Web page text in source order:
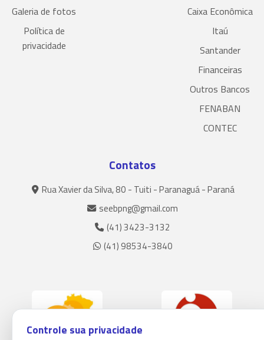
Galeria de fotos
Política de
privacidade
Caixa Econômica
Itaú
Santander
Financeiras
Outros Bancos
FENABAN
CONTEC
Contatos
Rua Xavier da Silva, 80 - Tuiti - Paranaguá - Paraná
seebpng@gmail.com
(41) 3423-3132
(41) 98534-3840
Controle sua privacidade